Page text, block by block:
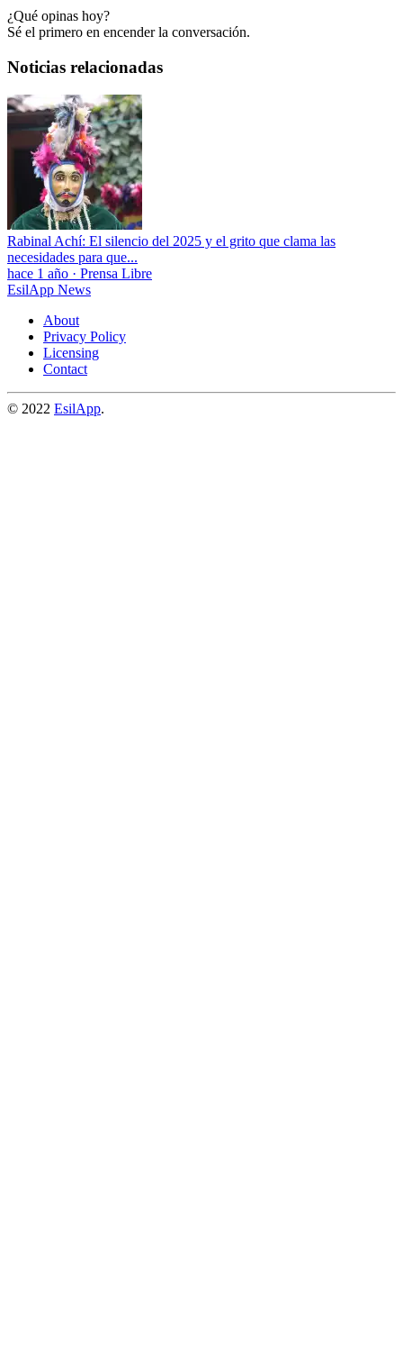
¿Qué opinas hoy?
Sé el primero en encender la conversación.
Noticias relacionadas
Rabinal Achí: El silencio del 2025 y el grito que clama las
necesidades para que...
hace 1 año · Prensa Libre
EsilApp News
About
Privacy Policy
Licensing
Contact
© 2022 EsilApp.